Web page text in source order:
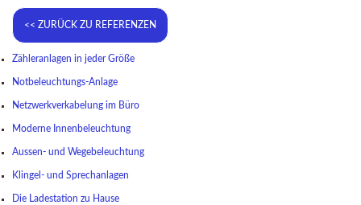
Zähleranlagen in jeder Größe
Notbeleuchtungs-Anlage
Netzwerkverkabelung im Büro
Moderne Innenbeleuchtung
Aussen- und Wegebeleuchtung
Klingel- und Sprechanlagen
Die Ladestation zu Hause